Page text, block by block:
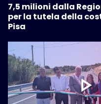
7,5 milioni dalla
per la tutela della
Pisa